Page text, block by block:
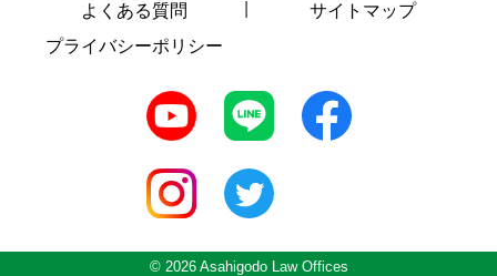
よくある質問
サイトマップ
プライバシーポリシー
© 2026 Asahigodo Law Offices